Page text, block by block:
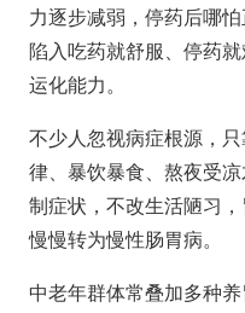
力逐步减弱，停药后哪
陷入吃药就舒服、停药
运化能力。
不少人忽视病症根源，
律、暴饮暴食、熬夜受
制症状，不改生活陋习
慢慢转为慢性肠胃病。
中老年群体常叠加多种